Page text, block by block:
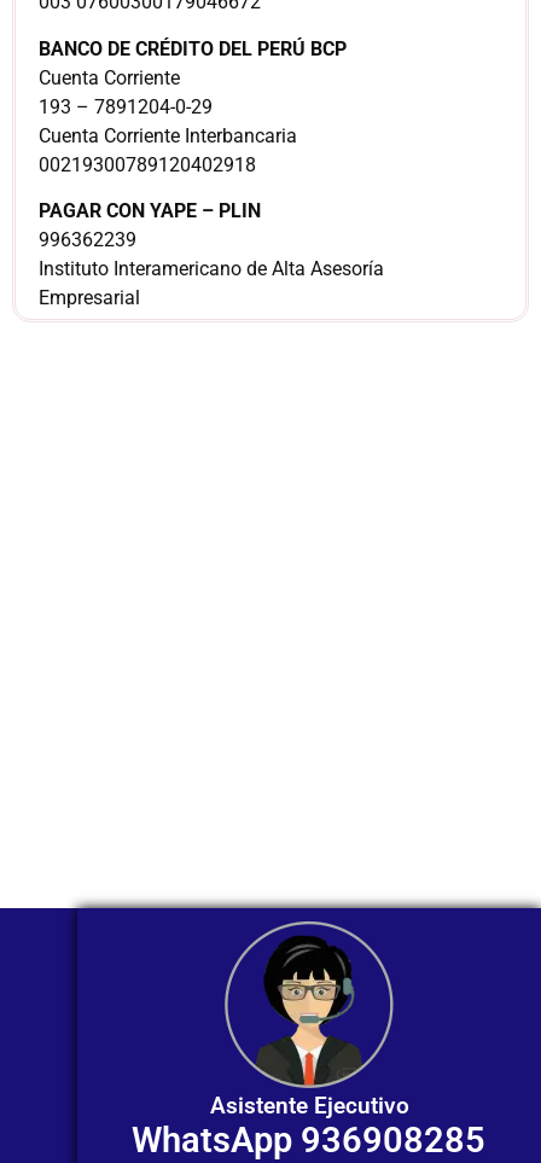
BANCO DE CRÉDITO DEL PERÚ BCP
Cuenta Corriente
193 – 7891204-0-29
Cuenta Corriente Interbancaria
00219300789120402918
PAGAR CON YAPE – PLIN
996362239
Instituto Interamericano de Alta Asesoría
Empresarial
Asistente Ejecutivo
WhatsApp 936908285